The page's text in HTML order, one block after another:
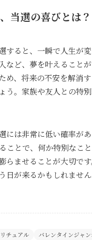
当選の喜びとは？
すると、一瞬で人生が
など、夢を叶えること
め、将来の不安を解消
う。家族や友人との特
には非常に低い確率が
ことで、何か特別なこ
らませることが大切で
日が来るかもしれません
チュアル バレンタインジャ